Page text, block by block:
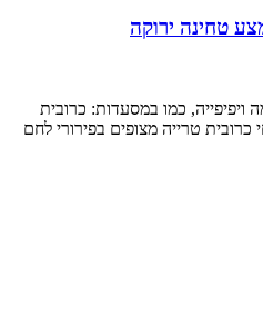
טחינה ירוקה
ויפיפייה, כמו במסעדות: כרובית
טרייה מצופים בפירורי לחם